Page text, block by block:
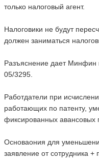
только налоговый агент.
Налоговики не будут
должен заниматься
Разъяснение дает
05/3295.
Работдатели при
работающих по патенту,
фиксированных авансовых
Основаония для
заявление от сотрудника